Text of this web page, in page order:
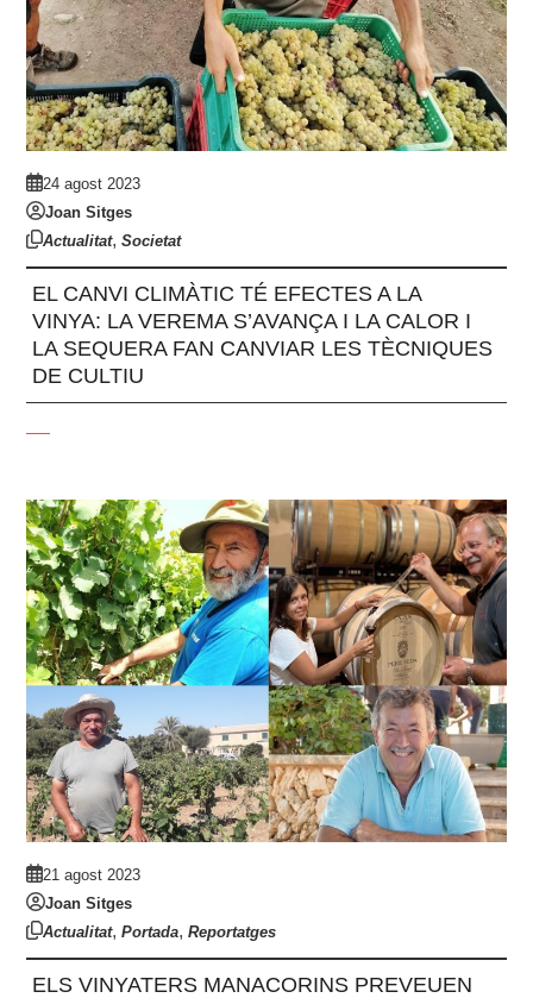
24 agost 2023
Joan Sitges
Actualitat,Societat
EL CANVI CLIMÀTIC TÉ EFECTES A LA
VINYA: LA VEREMA S’AVANÇA I LA CALOR I
LA SEQUERA FAN CANVIAR LES TÈCNIQUES
DE CULTIU
21 agost 2023
Joan Sitges
Actualitat,Portada,Reportatges
ELS VINYATERS MANACORINS PREVEUEN